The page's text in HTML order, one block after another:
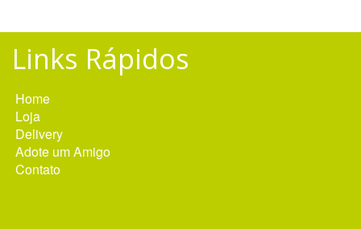
Links Rápidos
Home
Loja
Delivery
Adote um Amigo
Contato